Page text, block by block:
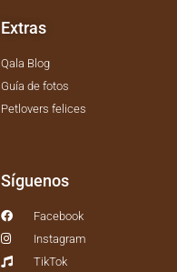
Extras
Qala Blog
Guía de fotos
Petlovers felices
Síguenos
Facebook
Instagram
TikTok